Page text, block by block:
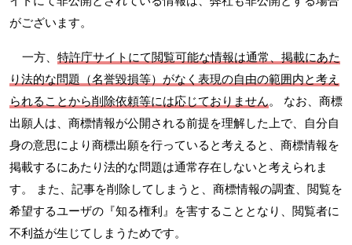
がございます。
一方、 特許庁サイトにて閲覧可能な情報は通常、掲載にあた
り法的な問題（名誉毀損等）がなく表現の自由の範囲内と考え
られることから削除依頼等には応じておりません。 なお、商標
出願人は、商標情報が公開される前提を理解した上で、自分自
身の意思により商標出願を行っていると考えると、商標情報を
掲載するにあたり法的な問題は通常存在しないと考えられま
す。 また、記事を削除してしまうと、商標情報の調査、閲覧を
希望するユーザの『知る権利』を害することとなり、閲覧者に
不利益が生じてしまうためです。